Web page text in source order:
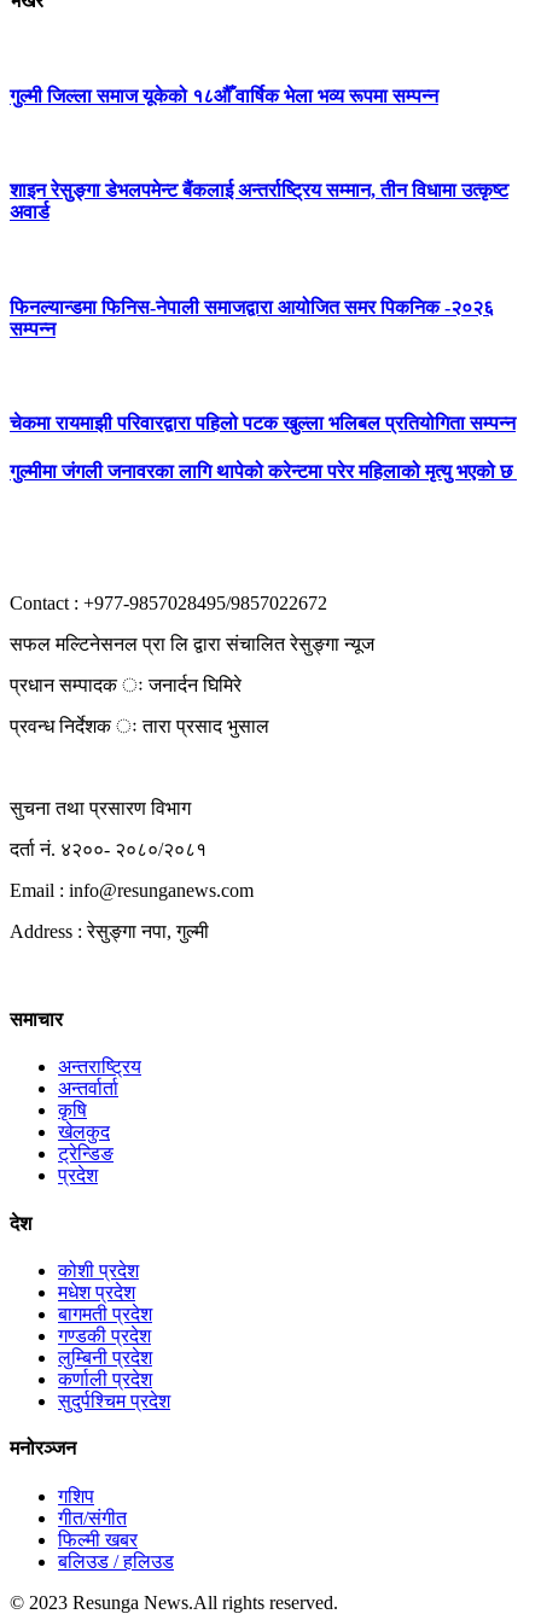
गुल्मी जिल्ला समाज यूकेको १८औँ वार्षिक भेला भव्य रूपमा सम्पन्न
शाइन रेसुङ्गा डेभलपमेन्ट बैंकलाई अन्तर्राष्ट्रिय सम्मान, तीन विधामा उत्कृष्ट
अवार्ड
फिनल्यान्डमा फिनिस-नेपाली समाजद्वारा आयोजित समर पिकनिक -२०२६
सम्पन्न
चेकमा रायमाझी परिवारद्वारा पहिलो पटक खुल्ला भलिबल प्रतियोगिता सम्पन्न
गुल्मीमा जंगली जनावरका लागि थापेको करेन्टमा परेर महिलाको मृत्यु भएको छ
Contact : +977-9857028495/9857022672
सफल मल्टिनेसनल प्रा लि द्वारा संचालित रेसुङ्गा न्यूज
प्रधान सम्पादक ः जनार्दन घिमिरे
प्रवन्ध निर्देशक ः तारा प्रसाद भुसाल
सुचना तथा प्रसारण विभाग
दर्ता नं. ४२००- २०८०/२०८१
Email : info@resunganews.com
Address : रेसुङ्गा नपा, गुल्मी
समाचार
अन्तराष्ट्रिय
अन्तर्वार्ता
कृषि
खेलकुद
ट्रेन्डिङ
प्रदेश
देश
कोशी प्रदेश
मधेश प्रदेश
बागमती प्रदेश
गण्डकी प्रदेश
लुम्बिनी प्रदेश
कर्णाली प्रदेश
सुदुर्पश्चिम प्रदेश
मनोरञ्जन
गशिप
गीत/संगीत
फिल्मी खबर
बलिउड / हलिउड
© 2023 Resunga News.All rights reserved.